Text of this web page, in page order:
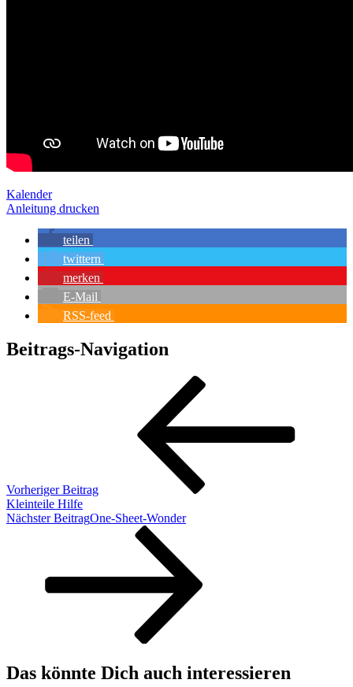
Kalender
Anleitung drucken
teilen
twittern
merken
E-Mail
RSS-feed
Beitrags-Navigation
Vorheriger Beitrag
Kleinteile Hilfe
Nächster BeitragOne-Sheet-Wonder
Das könnte Dich auch interessieren